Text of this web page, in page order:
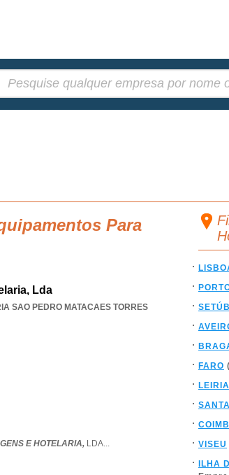
Para
Lda
SAO PEDRO MATACAES TORRES
E HOTELARIA, LDA...
FARO
LEIRIA
VISEU
ILHA